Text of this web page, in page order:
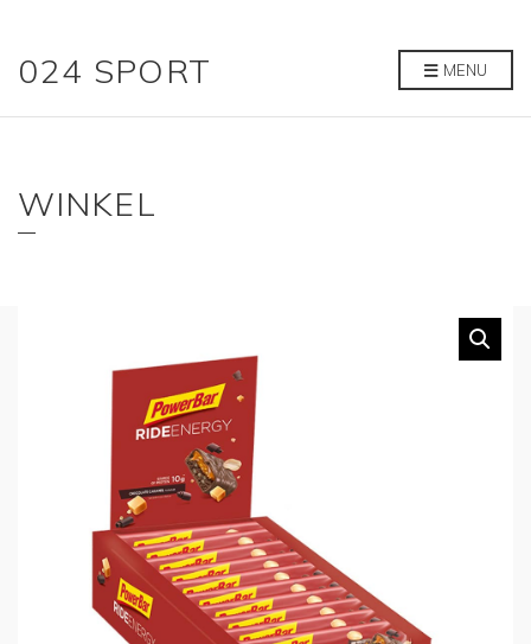
024 SPORT MENU
WINKEL